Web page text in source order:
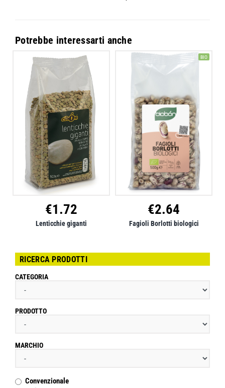
Potrebbe interessarti anche
€1.72
Lenticchie giganti
BIO
€2.64
Fagioli Borlotti biologici
RICERCA PRODOTTI
CATEGORIA
PRODOTTO
MARCHIO
Convenzionale